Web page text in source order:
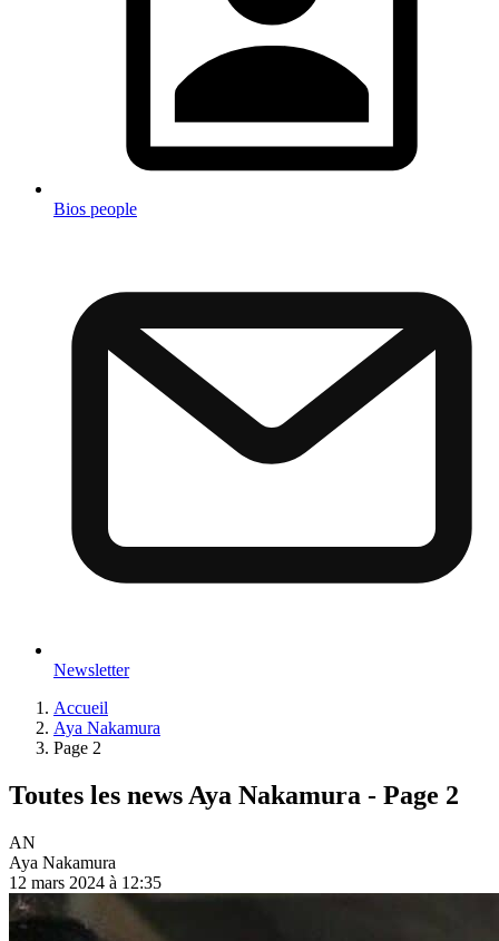
Bios people
Newsletter
Accueil
Aya Nakamura
Page 2
Toutes les news Aya Nakamura - Page 2
AN
Aya Nakamura
12 mars 2024 à 12:35